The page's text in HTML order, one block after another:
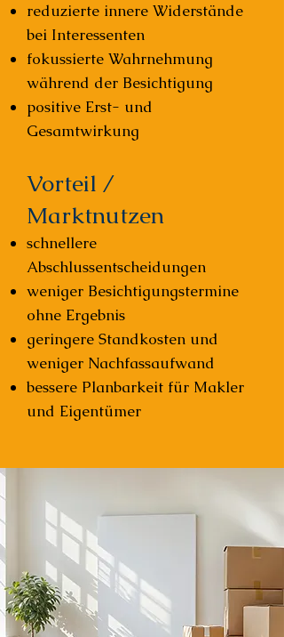
reduzierte innere Widerstände
bei Interessenten
fokussierte Wahrnehmung
während der Besichtigung
positive Erst- und
Gesamtwirkung
Vorteil /
Marktnutzen
schnellere
Abschlussentscheidungen
weniger Besichtigungstermine
ohne Ergebnis
geringere Standkosten und
weniger Nachfassaufwand
bessere Planbarkeit für Makler
und Eigentümer